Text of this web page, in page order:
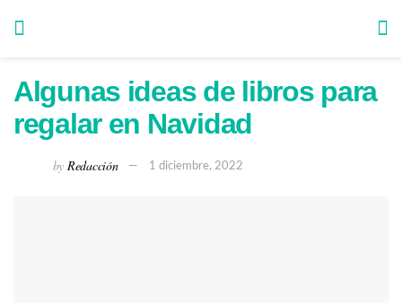
Algunas ideas de libros para
regalar en Navidad
by Redacción 1 diciembre, 2022